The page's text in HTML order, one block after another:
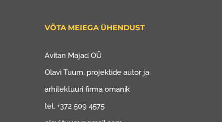
VÕTA MEIEGA ÜHENDUST
Avitan Majad OÜ
Olavi Tuum, projektide autor ja
arhitektuuri firma omanik
tel. +372 509 4575